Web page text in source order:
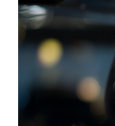
Blog
Contact
Klantenservice